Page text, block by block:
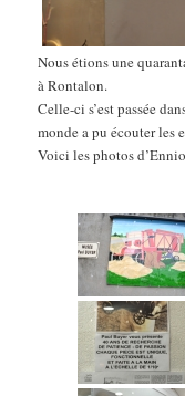
Nous étions une
à Rontalon.
Celle-ci s’est passée
monde a pu écouter les
Voici les photos